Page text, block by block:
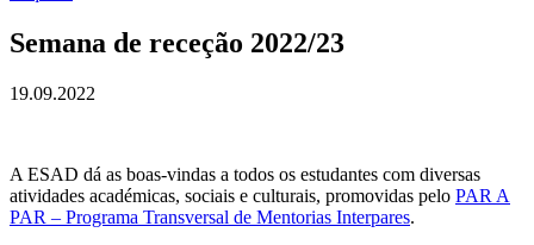
Semana de receção 2022/23
19.09.2022
A ESAD dá as boas-vindas a todos os estudantes com diversas
atividades académicas, sociais e culturais, promovidas pelo PAR A
PAR – Programa Transversal de Mentorias Interpares.